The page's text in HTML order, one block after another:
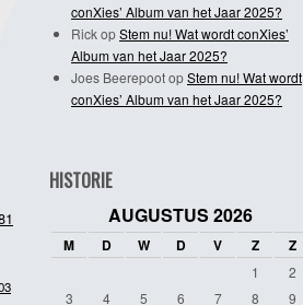
conXies’ Album van het Jaar 2025?
RickopStem nu! Wat wordt conXies’
Album van het Jaar 2025?
Joes BeerepootopStem nu! Wat wordt
conXies’ Album van het Jaar 2025?
HISTORIE
AUGUSTUS 2026
M D W D V Z Z
1
2
3
4 5 6 7 8 9